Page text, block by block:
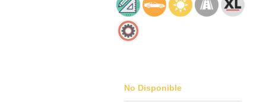
No Disponible